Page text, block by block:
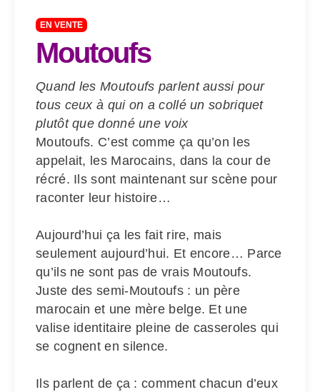
EN VENTE
Moutoufs
Quand les Moutoufs parlent aussi pour
tous ceux à qui on a collé un sobriquet
plutôt que donné une voix
Moutoufs. C’est comme ça qu’on les
appelait, les Marocains, dans la cour de
récré. Ils sont maintenant sur scène pour
raconter leur histoire…
Aujourd’hui ça les fait rire, mais
seulement aujourd’hui. Et encore… Parce
qu’ils ne sont pas de vrais Moutoufs.
Juste des semi-Moutoufs : un père
marocain et une mère belge. Et une
valise identitaire pleine de casseroles qui
se cognent en silence.
Ils parlent de ça : comment chacun d’eux